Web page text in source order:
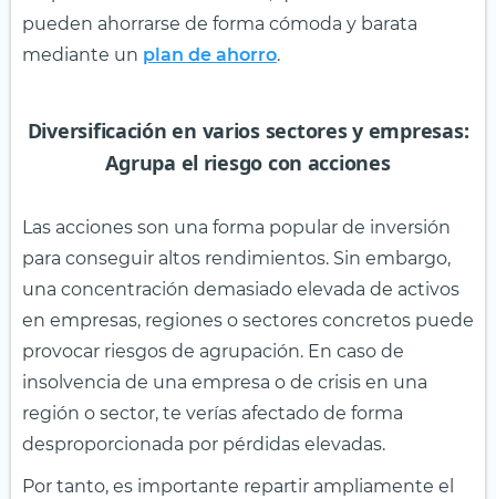
pueden ahorrarse de forma cómoda y barata
mediante un plan de ahorro.
Diversificación en varios sectores y empresas:
Agrupa el riesgo con acciones
Las acciones son una forma popular de inversión
para conseguir altos rendimientos. Sin embargo,
una concentración demasiado elevada de activos
en empresas, regiones o sectores concretos puede
provocar riesgos de agrupación. En caso de
insolvencia de una empresa o de crisis en una
región o sector, te verías afectado de forma
desproporcionada por pérdidas elevadas.
Por tanto, es importante repartir ampliamente el